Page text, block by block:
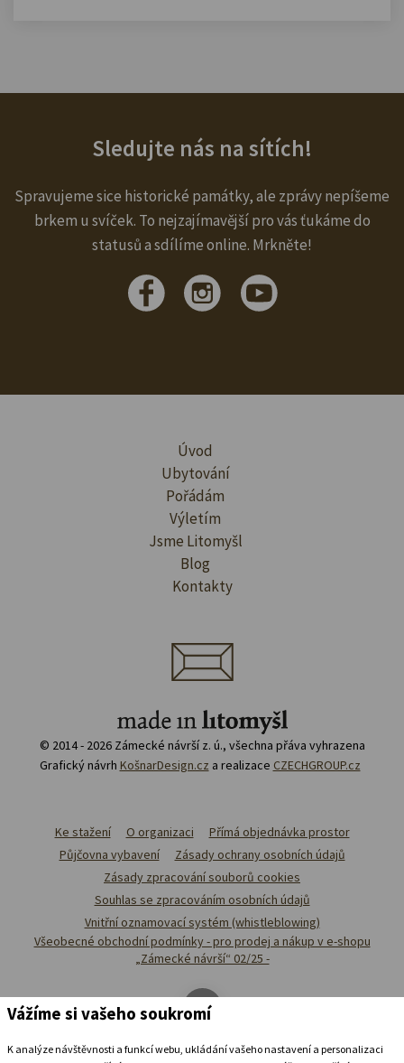
Sledujte nás na sítích!
Spravujeme sice historické památky, ale zprávy nepíšeme
brkem u svíček. To nejzajímavější pro vás ťukáme do
statusů a sdílíme online. Mrkněte!
Úvod
Ubytování
Pořádám
Výletím
Jsme Litomyšl
Blog
Kontakty
© 2014 - 2026 Zámecké návrší z. ú., všechna přáva vyhrazena
Grafický návrh KošnarDesign.cz a realizace CZECHGROUP.cz
Ke stažení O organizaci
Přímá objednávka prostor
Půjčovna vybavení
Zásady ochrany osobních údajů
Zásady zpracování souborů cookies
Souhlas se zpracováním osobních údajů
Vnitřní oznamovací systém (whistleblowing)
Všeobecné obchodní podmínky - pro prodej a nákup v e-shopu
„Zámecké návrší“ 02/25 -
Vážíme si vašeho soukromí
K analýze návštěvnosti a funkcí webu, ukládání vašeho nastavení a personalizaci